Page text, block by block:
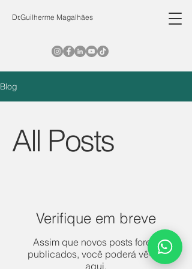
Dr.Guilherme Magalhães
Blog
All Posts
Verifique em breve
Assim que novos posts forem
publicados, você poderá vê-los
aqui.